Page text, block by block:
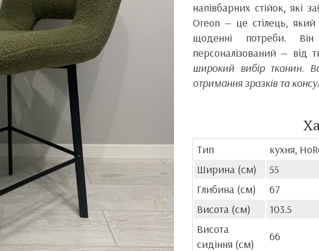
напівбарних стійок, які
Oreon — це стілець, який
щоденні потреби.
персоналізований — від
широкий вибір тканин.
отримання зразків та
Тип
кухня,
Ширина (см)
55
Глибина (см)
67
Висота (см)
103.5
Висота
сидіння (см)
66